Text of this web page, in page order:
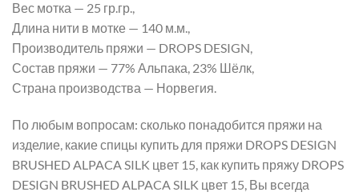
Вес мотка — 25 гр.гр.,
Длина нити в мотке — 140 м.м.,
Производитель пряжи — DROPS DESIGN,
Состав пряжи — 77% Альпака, 23% Шёлк,
Страна производства — Норвегия.
По любым вопросам: сколько понадобится пряжи на
изделие, какие спицы купить для пряжи DROPS DESIGN
BRUSHED ALPACA SILK цвет 15, как купить пряжу DROPS
DESIGN BRUSHED ALPACA SILK цвет 15, Вы всегда